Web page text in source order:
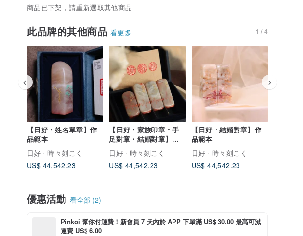
商品已下架，請重新選取其他商品
此品牌的其他商品 看更多 1 / 4
【日好・姓名單章】作
品範本
日好 · 時々刻こく
US$ 44,542.23
【日好・家族印章・手
足對章・結婚對章】作
日好 · 時々刻こく
US$ 44,542.23
【日好・結婚對章】作
品範本
日好 · 時々刻こく
US$ 44,542.23
優惠活動 看全部 (2)
Pinkoi 幫你付運費！新會員 7 天內於 APP 下單滿 US$ 30.00 最高可減
運費 US$ 6.00